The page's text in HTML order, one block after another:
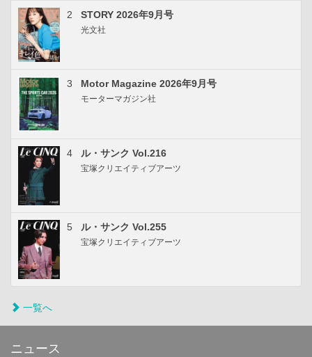
2 STORY 2026年9月号
光文社
3 Motor Magazine 2026年9月号
モーターマガジン社
4 ル・サンク Vol.216
宝塚クリエイティブアーツ
5 ル・サンク Vol.255
宝塚クリエイティブアーツ
一覧へ
ニュース